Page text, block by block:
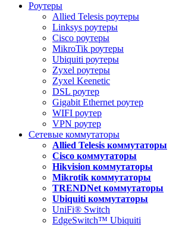
Роутеры
Allied Telesis роутеры
Linksys роутеры
Cisco роутеры
MikroTik роутеры
Ubiquiti роутеры
Zyxel роутеры
Zyxel Keenetic
DSL роутер
Gigabit Ethernet роутер
WIFI роутер
VPN роутер
Сетевые коммутаторы
Allied Telesis коммутаторы
Cisco коммутаторы
Hikvision коммутаторы
Mikrotik коммутаторы
TRENDNet коммутаторы
Ubiquiti коммутаторы
UniFi® Switch
EdgeSwitch™ Ubiquiti